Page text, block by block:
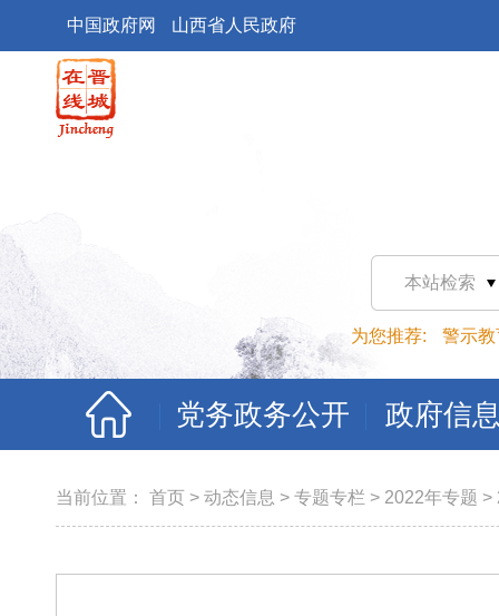
中国政府网 山西省人民政府
本站检索
为您推荐: 警示教
党务政务公开 政府信
当前位置： 首页 > 动态信息 > 专题专栏 > 2022年专题 >